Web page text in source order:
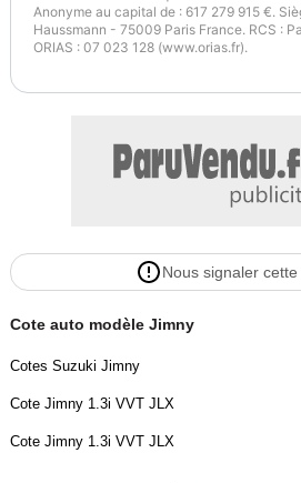
Couleur
Gris Métallique
Vignette Crit’Air
Anonyme au capital de : 617 279 915 €.
Haussmann - 75009 Paris France. RCS :
ORIAS : 07 023 128 (www.orias.fr).
Nous signaler
Cote auto modèle Jimny
Cotes Suzuki Jimny
Cote Jimny 1.3i VVT JLX
Cote Jimny 1.3i VVT JLX